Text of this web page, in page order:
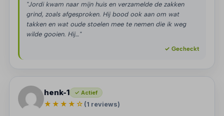
"Jordi kwam naar mijn huis en verzamelde de zakken
grind, zoals afgesproken. Hij bood ook aan om wat
takken en wat oude stoelen mee te nemen die ik weg
wilde gooien. Hij…"
✓ Gecheckt
henk-1 ✓ Actief
★★★★☆ (1 reviews)